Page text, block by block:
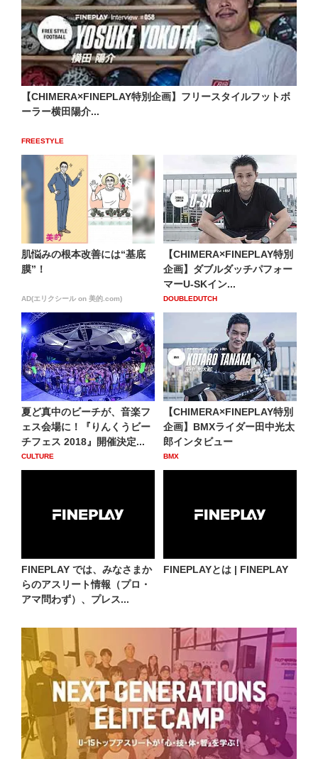
【CHIMERA×FINEPLAY特別企画】フリースタイルフットボ
ーラー横田陽介...
FREESTYLE
肌悩みの根本改善には“基底
膜”！
AD(エリクシール on 美的.com)
【CHIMERA×FINEPLAY特別
企画】ダブルダッチパフォー
マーU-SKイン...
DOUBLEDUTCH
夏ど真中のビーチが、音楽フ
ェス会場に！『りんくうビー
チフェス 2018』開催決定...
CULTURE
【CHIMERA×FINEPLAY特別
企画】BMXライダー田中光太
郎インタビュー
BMX
FINEPLAY では、みなさまか
らのアスリート情報（プロ・
アマ問わず）、プレス...
FINEPLAYとは | FINEPLAY